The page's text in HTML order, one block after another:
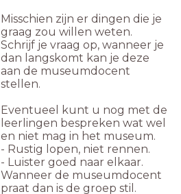
Misschien zijn er dingen die je
graag zou willen weten.
Schrijf je vraag op, wanneer je
dan langskomt kan je deze
aan de museumdocent
stellen.
Eventueel kunt u nog met de
leerlingen bespreken wat wel
en niet mag in het museum.
- Rustig lopen, niet rennen.
- Luister goed naar elkaar.
Wanneer de museumdocent
praat dan is de groep stil.